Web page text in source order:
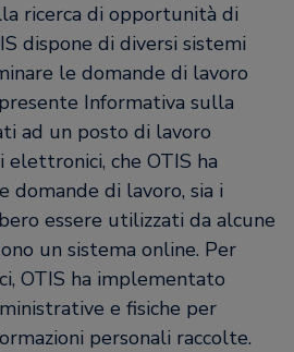
ricerca di opportunità di
dispone di diversi sistemi
le domande di lavoro
Informativa sulla
ad un posto di lavoro
elettronici, che OTIS ha
di lavoro, sia i
essere utilizzati da alcune
un sistema online. Per
OTIS ha implementato
e fisiche per
personali raccolte.